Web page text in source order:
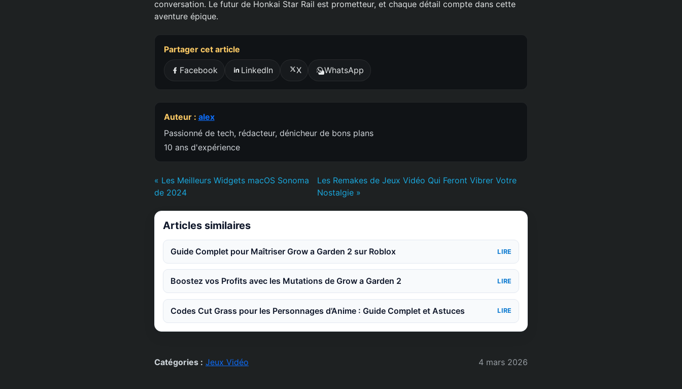
conversation. Le futur de Honkai Star Rail est prometteur, et chaque détail compte dans cette
aventure épique.
Partager cet article
Facebook LinkedIn X WhatsApp
Auteur : alex
Passionné de tech, rédacteur, dénicheur de bons plans
10 ans d'expérience
« Les Meilleurs Widgets macOS Sonoma
de 2024
Les Remakes de Jeux Vidéo Qui Feront Vibrer Votre
Nostalgie »
Articles similaires
Guide Complet pour Maîtriser Grow a Garden 2 sur Roblox LIRE
Boostez vos Profits avec les Mutations de Grow a Garden 2 LIRE
Codes Cut Grass pour les Personnages d’Anime : Guide Complet et Astuces LIRE
Catégories : Jeux Vidéo 4 mars 2026